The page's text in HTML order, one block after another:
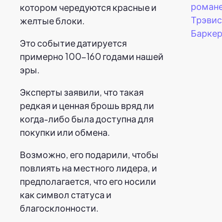
котором чередуются красные и
желтые блоки.
Это событие датируется
примерно 100-160 годами нашей
эры.
Эксперты заявили, что такая
редкая и ценная брошь вряд ли
когда-либо была доступна для
покупки или обмена.
Возможно, его подарили, чтобы
повлиять на местного лидера, и
предполагается, что его носили
как символ статуса и
благосклонности.